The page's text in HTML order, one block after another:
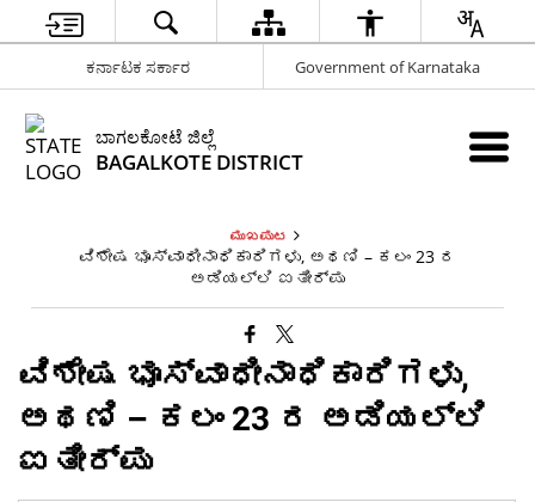
ಕರ್ನಾಟಕ ಸರ್ಕಾರ Government of Karnataka
ಬಾಗಲಕೋಟೆ ಜಿಲ್ಲೆ
BAGALKOTE DISTRICT
ಮುಖಪುಟ
ವಿಶೇಷ ಭೂಸ್ವಾಧೀನಾಧಿಕಾರಿಗಳು, ಅಥಣಿ – ಕಲಂ 23 ರ
ಅಡಿಯಲ್ಲಿ ಐತೀರ್ಪು
ವಿಶೇಷ ಭೂಸ್ವಾಧೀನಾಧಿಕಾರಿಗಳು,
ಅಥಣಿ – ಕಲಂ 23 ರ ಅಡಿಯಲ್ಲಿ
ಐತೀರ್ಪು